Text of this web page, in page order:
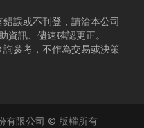
誤或不刊登，請洽本公司
資訊、儘速確認更正。
參考，不作為交易或決策
有限公司 © 版權所有